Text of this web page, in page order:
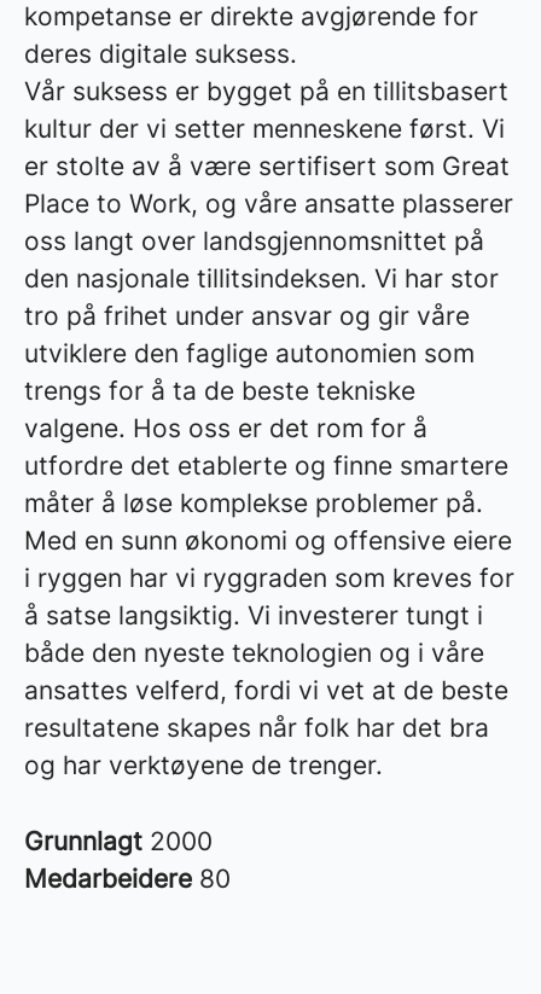
kompetanse er direkte avgjørende for
deres digitale suksess.
Vår suksess er bygget på en tillitsbasert
kultur der vi setter menneskene først. Vi
er stolte av å være sertifisert som Great
Place to Work, og våre ansatte plasserer
oss langt over landsgjennomsnittet på
den nasjonale tillitsindeksen. Vi har stor
tro på frihet under ansvar og gir våre
utviklere den faglige autonomien som
trengs for å ta de beste tekniske
valgene. Hos oss er det rom for å
utfordre det etablerte og finne smartere
måter å løse komplekse problemer på.
Med en sunn økonomi og offensive eiere
i ryggen har vi ryggraden som kreves for
å satse langsiktig. Vi investerer tungt i
både den nyeste teknologien og i våre
ansattes velferd, fordi vi vet at de beste
resultatene skapes når folk har det bra
og har verktøyene de trenger.
Grunnlagt 2000
Medarbeidere 80